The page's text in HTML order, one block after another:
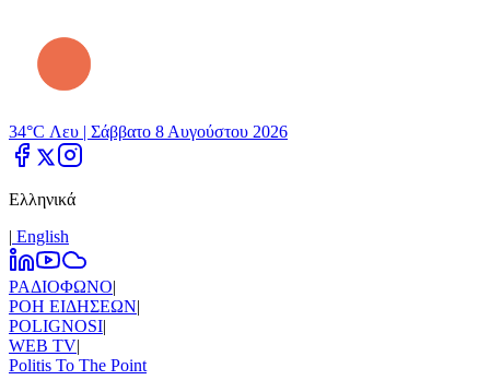
34°C Λευ | Σάββατο 8 Αυγούστου 2026
Ελληνικά
| Εnglish
ΡΑΔΙΟΦΩΝΟ|
ΡΟΗ ΕΙΔΗΣΕΩΝ|
POLIGNOSI|
WEB TV|
Politis To The Point